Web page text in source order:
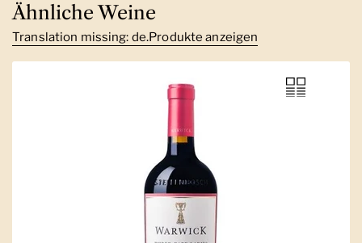
Ähnliche Weine
Translation missing: de.Produkte anzeigen